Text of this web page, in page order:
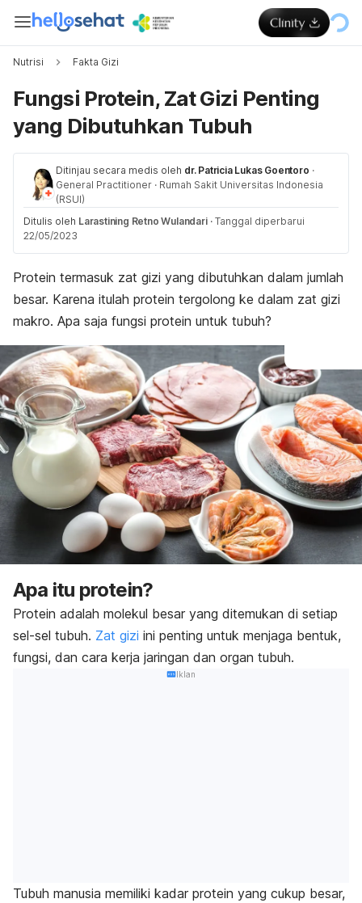
Nutrisi Fakta Gizi
Fungsi Protein, Zat Gizi Penting
yang Dibutuhkan Tubuh
Ditinjau secara medis oleh dr. Patricia Lukas Goentoro ·
General Practitioner · Rumah Sakit Universitas Indonesia
(RSUI)
Ditulis oleh Larastining Retno Wulandari · Tanggal diperbarui
22/05/2023
Protein termasuk zat gizi yang dibutuhkan dalam jumlah
besar. Karena itulah protein tergolong ke dalam zat gizi
makro. Apa saja fungsi protein untuk tubuh?
Apa itu protein?
Protein adalah molekul besar yang ditemukan di setiap
sel-sel tubuh. Zat gizi ini penting untuk menjaga bentuk,
fungsi, dan cara kerja jaringan dan organ tubuh.
Iklan
Tubuh manusia memiliki kadar protein yang cukup besar,